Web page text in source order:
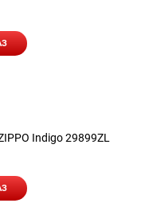
Indigo 29899ZL